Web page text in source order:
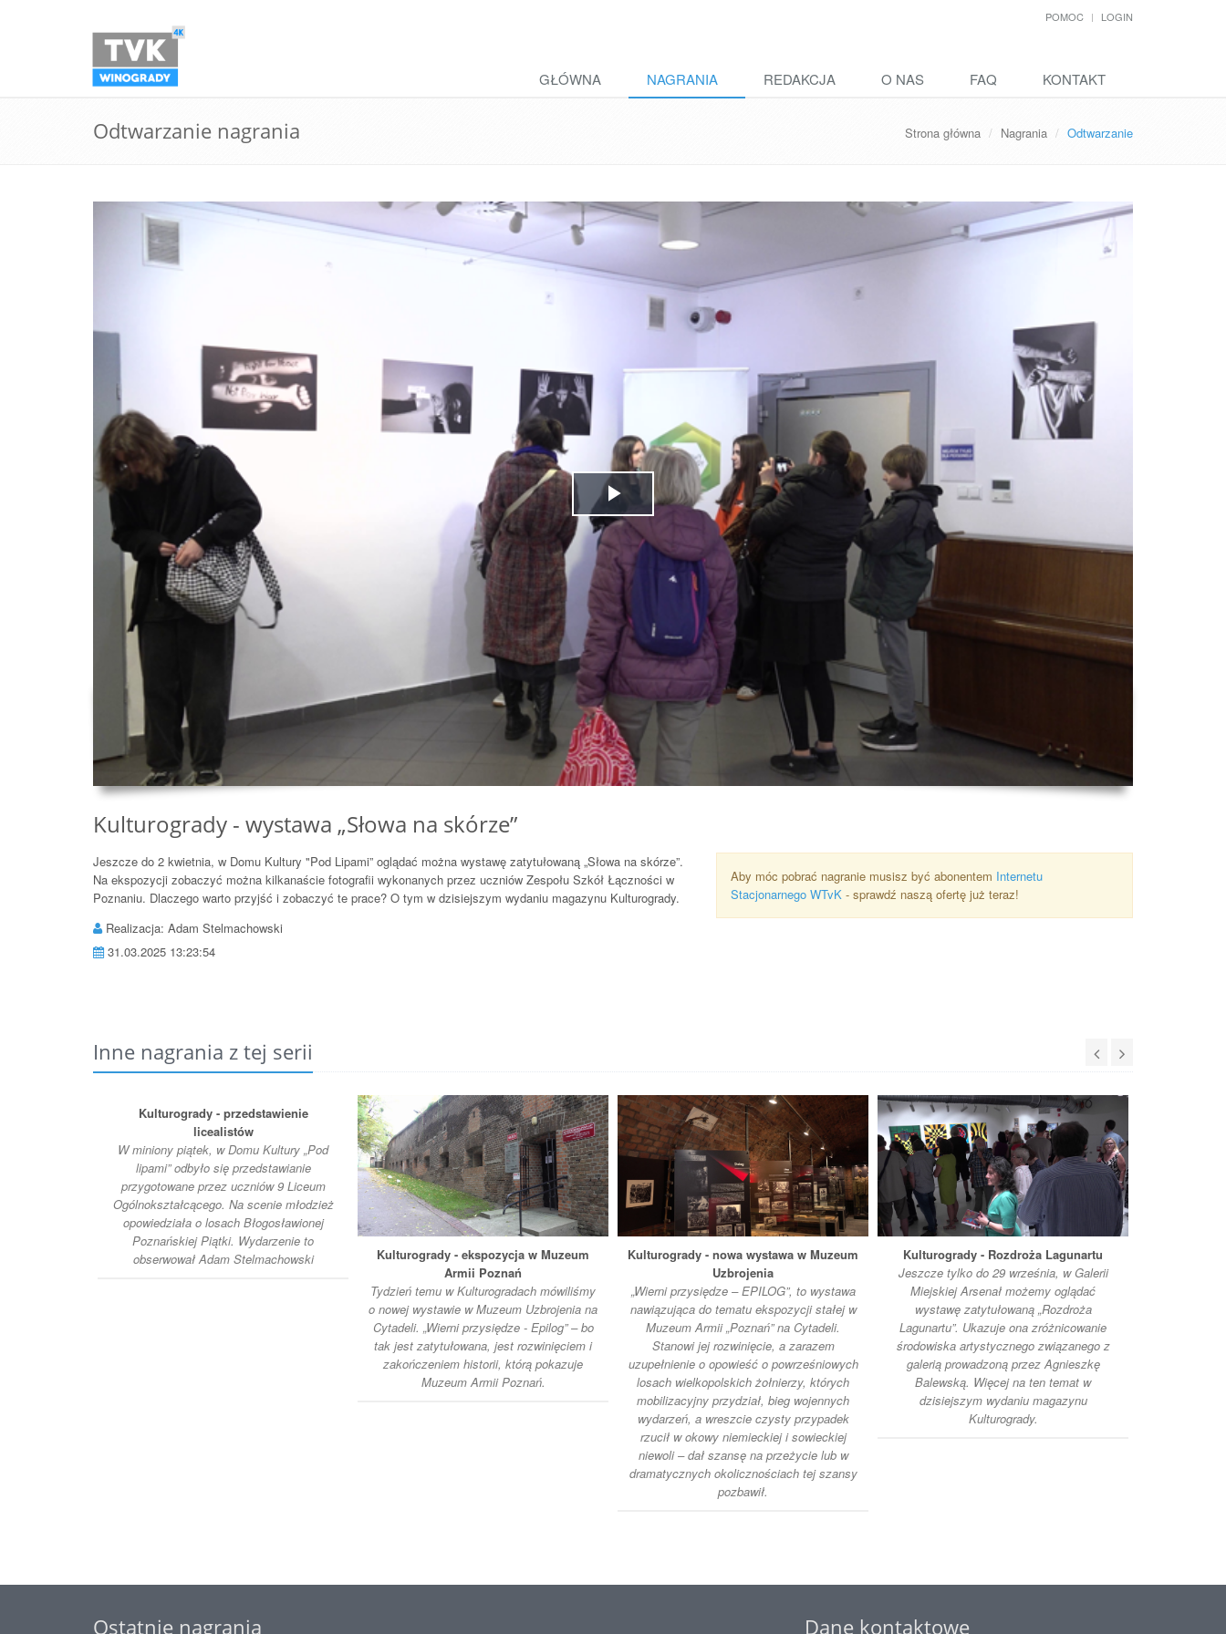
POMOC LOGIN
GŁÓWNA NAGRANIA REDAKCJA O NAS FAQ KONTAKT
Odtwarzanie nagrania Strona główna Nagrania Odtwarzanie
Play
Video
Kulturogrady - wystawa „Słowa na skórze”
Jeszcze do 2 kwietnia, w Domu Kultury "Pod Lipami” oglądać można wystawę zatytułowaną „Słowa na skórze”.
Na ekspozycji zobaczyć można kilkanaście fotografii wykonanych przez uczniów Zespołu Szkół Łączności w
Poznaniu. Dlaczego warto przyjść i zobaczyć te prace? O tym w dzisiejszym wydaniu magazynu Kulturogrady.
Realizacja: Adam Stelmachowski
31.03.2025 13:23:54
Aby móc pobrać nagranie musisz być abonentem Internetu
Stacjonarnego WTvK- sprawdź naszą ofertę już teraz!
Inne nagrania z tej serii
Kulturogrady - przedstawienie
licealistów
W miniony piątek, w Domu Kultury „Pod
lipami” odbyło się przedstawianie
przygotowane przez uczniów 9 Liceum
Ogólnokształcącego. Na scenie młodzież
opowiedziała o losach Błogosławionej
Poznańskiej Piątki. Wydarzenie to
obserwował Adam Stelmachowski
Kulturogrady - ekspozycja w Muzeum
Armii Poznań
Tydzień temu w Kulturogradach mówiliśmy
o nowej wystawie w Muzeum Uzbrojenia na
Cytadeli. „Wierni przysiędze - Epilog” – bo
tak jest zatytułowana, jest rozwinięciem i
zakończeniem historii, którą pokazuje
Muzeum Armii Poznań.
Kulturogrady - nowa wystawa w Muzeum
Uzbrojenia
„Wierni przysiędze – EPILOG”, to wystawa
nawiązująca do tematu ekspozycji stałej w
Muzeum Armii „Poznań” na Cytadeli.
Stanowi jej rozwinięcie, a zarazem
uzupełnienie o opowieść o powrześniowych
losach wielkopolskich żołnierzy, których
mobilizacyjny przydział, bieg wojennych
wydarzeń, a wreszcie czysty przypadek
rzucił w okowy niemieckiej i sowieckiej
niewoli – dał szansę na przeżycie lub w
dramatycznych okolicznościach tej szansy
pozbawił.
Kulturogrady - Rozdroża Lagunartu
Jeszcze tylko do 29 września, w Galerii
Miejskiej Arsenał możemy oglądać
wystawę zatytułowaną „Rozdroża
Lagunartu”. Ukazuje ona zróżnicowanie
środowiska artystycznego związanego z
galerią prowadzoną przez Agnieszkę
Balewską. Więcej na ten temat w
dzisiejszym wydaniu magazynu
Kulturogrady.
Ostatnie nagrania Dane kontaktowe